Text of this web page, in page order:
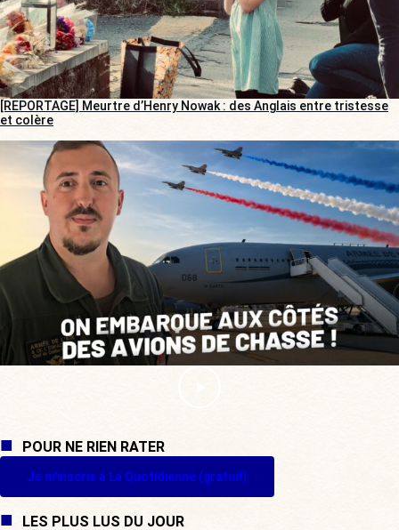
[REPORTAGE] Meurtre d’Henry Nowak : des Anglais entre tristesse
et colère
POUR NE RIEN RATER
Je m'inscris à La Quotidienne (gratuit)
LES PLUS LUS DU JOUR